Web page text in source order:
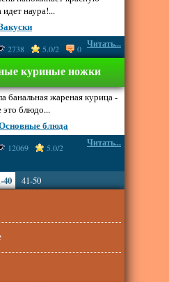
идет наура!...
Читать...
2738 5.0/2 0
куриные ножки
банальная жареная курица -
это блюдо...
блюда
Читать...
12069
5.0/2
40 41-50